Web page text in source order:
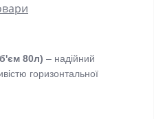
80л) – надійний
горизонтальної